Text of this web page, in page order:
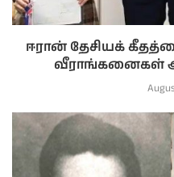
ஈரான் தேசியக்
வீராங்கனைகள்